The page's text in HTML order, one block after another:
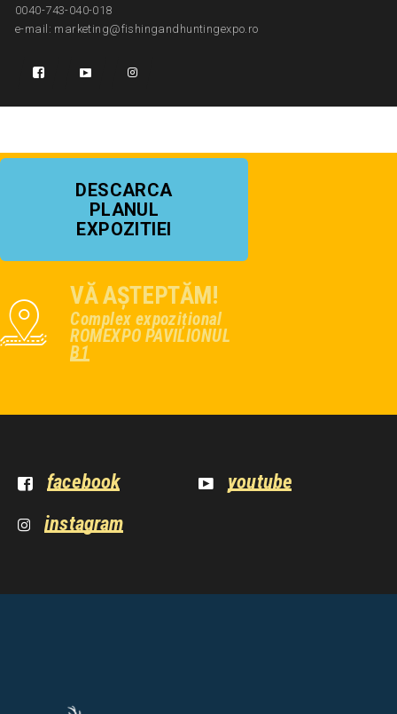
0040-743-040-018
e-mail: marketing@fishingandhuntingexpo.ro
DESCARCA
PLANUL
EXPOZITIEI
VĂ AȘTEPTĂM!
Complex expozițional
ROMEXPO PAVILIONUL
B1
facebook
youtube
instagram